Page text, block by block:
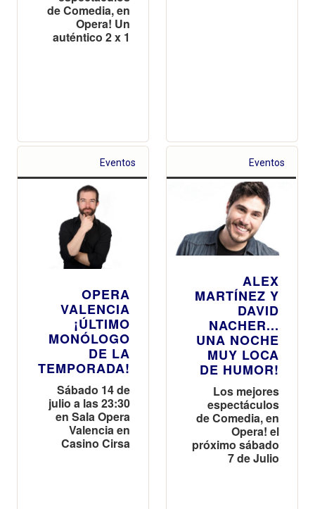
de Comedia, en
Opera! Un
auténtico 2 x 1
Eventos
OPERA
VALENCIA
¡ÚLTIMO
MONÓLOGO
DE LA
TEMPORADA!
Sábado 14 de
julio a las 23:30
en Sala Opera
Valencia en
Casino Cirsa
Eventos
ALEX
MARTÍNEZ Y
DAVID
NACHER...
UNA NOCHE
MUY LOCA
DE HUMOR!
Los mejores
espectáculos
de Comedia, en
Opera! el
próximo sábado
7 de Julio